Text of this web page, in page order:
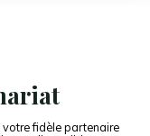
fidèle partenaire